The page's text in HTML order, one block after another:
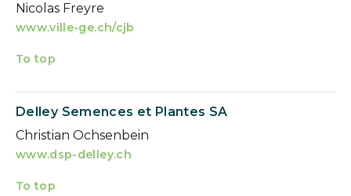
Nicolas Freyre
www.ville-ge.ch/cjb
To top
Delley Semences et Plantes SA
Christian Ochsenbein
www.dsp-delley.ch
To top